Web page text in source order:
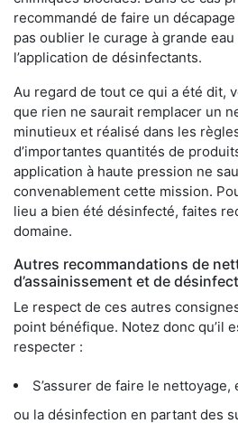
recommandé de faire un
pas oublier le curage à grande
l’application de désinfectants.
Au regard de tout ce qui a été dit,
que rien ne saurait remplacer un
minutieux et réalisé dans les
d’importantes quantités de
application à haute pression ne
convenablement cette mission.
lieu a bien été désinfecté, faites
domaine.
Autres recommandations de
d’assainissement et de
Le respect de ces autres
point bénéfique. Notez donc qu’il
respecter :
S’assurer de faire le nettoyage,
ou la désinfection en partant des